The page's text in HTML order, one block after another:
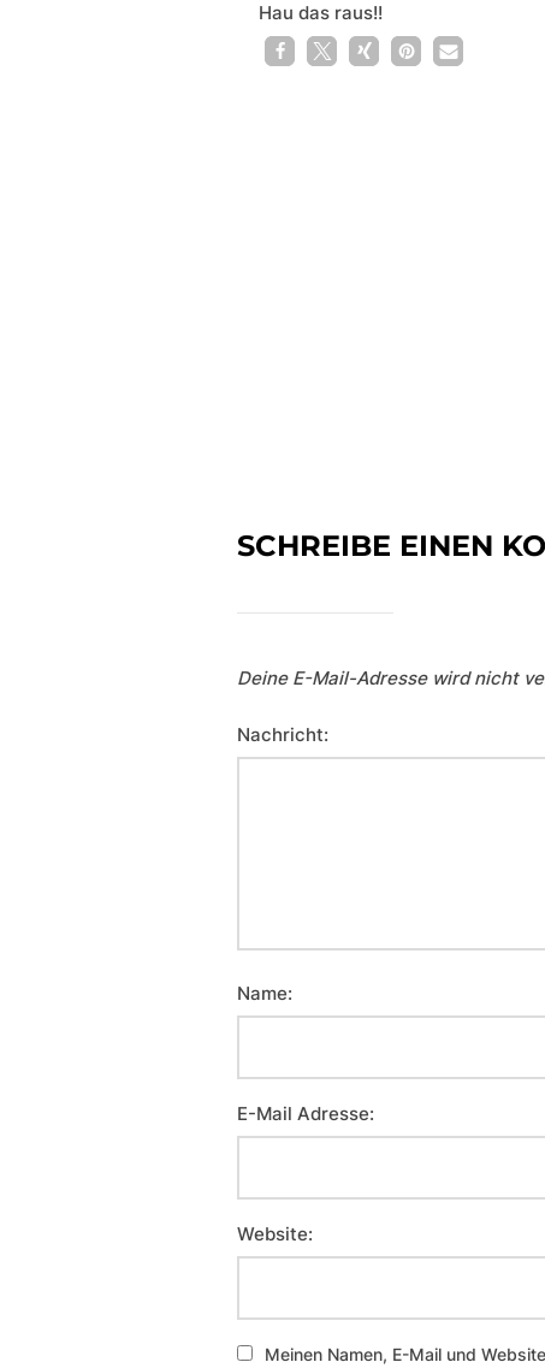
Hau das raus!!
SCHREIBE EINEN
Deine E-Mail-Adresse wird nicht
Nachricht:
Name:
E-Mail Adresse:
Website:
Meinen Namen, E-Mail und